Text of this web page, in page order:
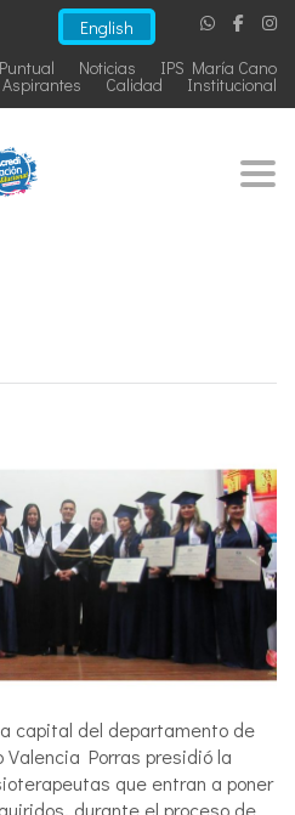
English
IPS María Cano
Noticias
Institucional
Calidad
Aspirantes
capital del departamento de
Porras presidió la
que entran a poner
durante el proceso de